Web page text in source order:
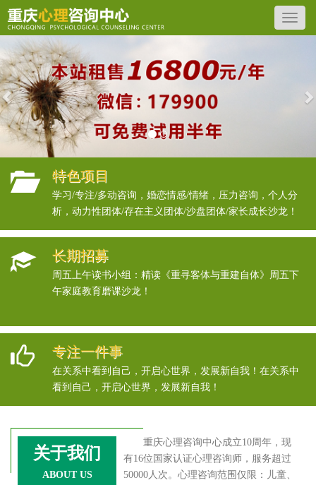
Previous
特色项目
学习/专注/多动咨询，婚恋情感/情绪，压力咨询，个人分
析，动力性团体/存在主义团体/沙盘团体/家长成长沙龙！
长期招募
周五上午读书小组：精读《重寻客体与重建自体》周五下
午家庭教育磨课沙龙！
专注一件事
在关系中看到自己，开启心世界，发展新自我！在关系中
看到自己，开启心世界，发展新自我！
关于我们
ABOUT US
重庆心理咨询中心成立10周年，现
有16位国家认证心理咨询师，服务超过
50000人次。心理咨询范围仅限：儿童、